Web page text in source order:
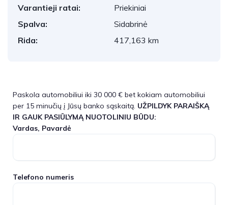
Varantieji ratai:
Priekiniai
Spalva:
Sidabrinė
Rida:
417,163 km
Paskola automobiliui iki 30 000 € bet kokiam automobiliui
per 15 minučių į Jūsų banko sąskaitą. UŽPILDYK PARAIŠKĄ
IR GAUK PASIŪLYMĄ NUOTOLINIU BŪDU:
Vardas, Pavardė
Telefono numeris